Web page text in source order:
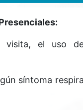
el uso
síntoma